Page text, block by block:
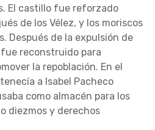
El castillo fue reforzado
de los Vélez, y los moriscos
Después de la expulsión de
reconstruido para
la repoblación. En el
a Isabel Pacheco
como almacén para los
diezmos y derechos